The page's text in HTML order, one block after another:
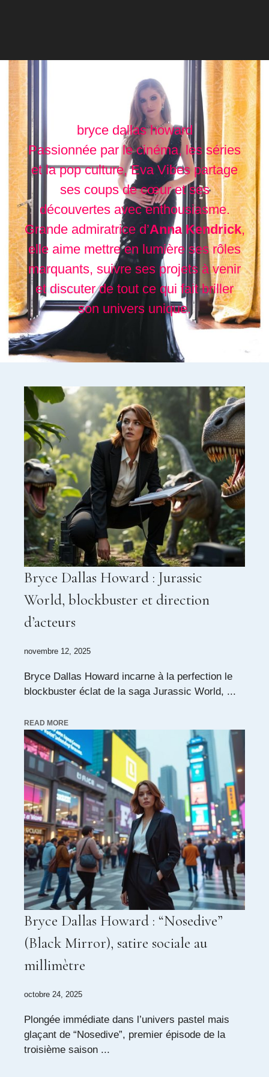
bryce dallas howard
Passionnée par le cinéma, les séries
et la pop culture, Eva Vibes partage
ses coups de cœur et ses
découvertes avec enthousiasme.
Grande admiratrice d’Anna Kendrick,
elle aime mettre en lumière ses rôles
marquants, suivre ses projets à venir
et discuter de tout ce qui fait briller
son univers unique.
Bryce Dallas Howard : Jurassic
World, blockbuster et direction
d’acteurs
novembre 12, 2025
Bryce Dallas Howard incarne à la perfection le
blockbuster éclat de la saga Jurassic World, ...
READ MORE
Bryce Dallas Howard : “Nosedive”
(Black Mirror), satire sociale au
millimètre
octobre 24, 2025
Plongée immédiate dans l’univers pastel mais
glaçant de “Nosedive”, premier épisode de la
troisième saison ...